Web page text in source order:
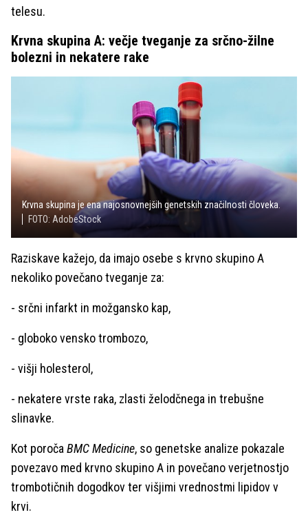
telesu.
Krvna skupina A: večje tveganje za srčno-žilne
bolezni in nekatere rake
Krvna skupina je ena najosnovnejših genetskih značilnosti človeka.
FOTO: AdobeStock
Raziskave kažejo, da imajo osebe s krvno skupino A
nekoliko povečano tveganje za:
- srčni infarkt in možgansko kap,
- globoko vensko trombozo,
- višji holesterol,
- nekatere vrste raka, zlasti želodčnega in trebušne
slinavke.
Kot poroča BMC Medicine, so genetske analize pokazale
povezavo med krvno skupino A in povečano verjetnostjo
trombotičnih dogodkov ter višjimi vrednostmi lipidov v
krvi.